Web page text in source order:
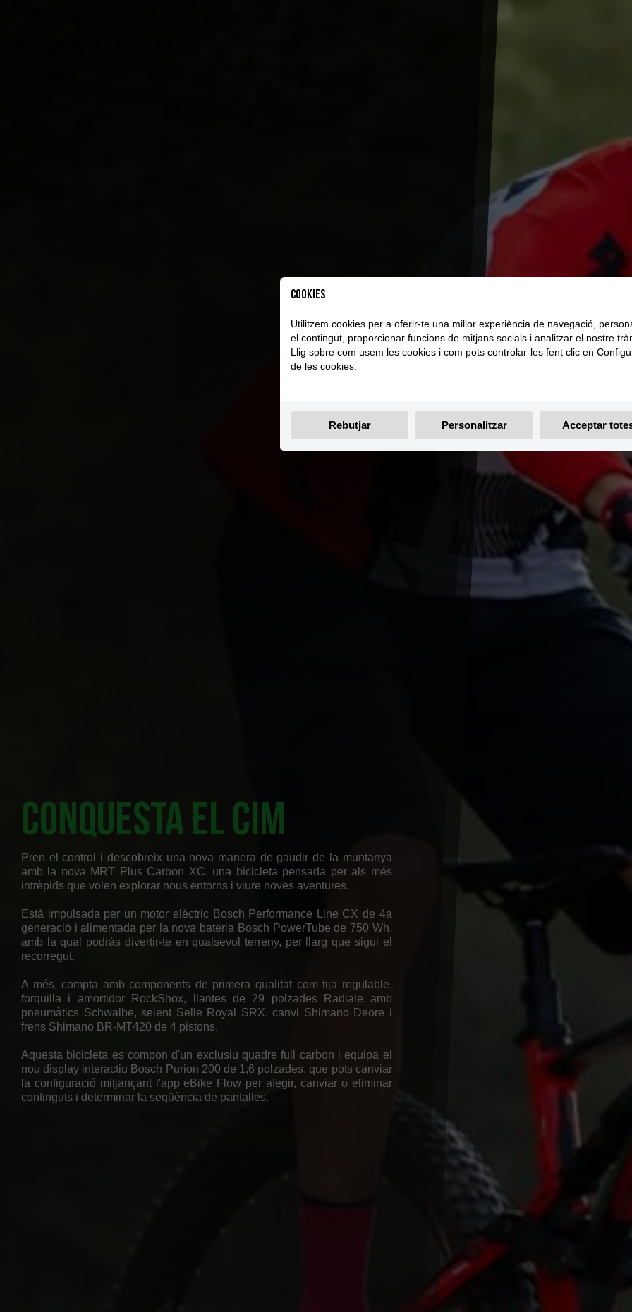
Conquesta el cim
Pren el control i descobreix una nova manera de gaudir de la muntanya
amb la nova MRT Plus Carbon XC, una bicicleta pensada per als més
intrèpids que volen explorar nous entorns i viure noves aventures.
Està impulsada per un motor elèctric Bosch Performance Line CX de 4a
generació i alimentada per la nova bateria Bosch PowerTube de 750 Wh,
amb la qual podràs divertir-te en qualsevol terreny, per llarg que sigui el
recorregut.
A més, compta amb components de primera qualitat com tija regulable,
forquilla i amortidor RockShox, llantes de 29 polzades Radiale amb
pneumàtics Schwalbe, seient Selle Royal SRX, canvi Shimano Deore i
frens Shimano BR-MT420 de 4 pistons.
Aquesta bicicleta es compon d'un exclusiu quadre full carbon i equipa el
nou display interactiu Bosch Purion 200 de 1,6 polzades, que pots canviar
la configuració mitjançant l'app eBike Flow per afegir, canviar o eliminar
continguts i determinar la seqüència de pantalles.
Cookies
Utilitzem cookies per a oferir-te una millor experiència de navegació,
el contingut, proporcionar funcions de mitjans socials i analitzar el nostre
Llig sobre com usem les cookies i com pots controlar-les fent clic en
de les cookies.
Rebutjar Personalitzar Acceptar